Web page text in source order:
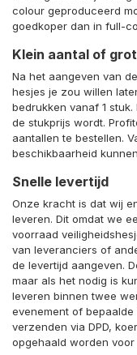
colour geproduceerd
goedkoper dan in full-
Klein aantal of
Na het aangeven van
hesjes je zou willen
bedrukken vanaf 1
de stukprijs wordt.
aantallen te bestellen.
beschikbaarheid
Snelle levertijd
Onze kracht is dat wij
leveren. Dit omdat we
voorraad
van leveranciers of
de levertijd aangeven.
maar als het nodig is
leveren binnen twee
evenement of
verzenden via DPD,
opgehaald worden